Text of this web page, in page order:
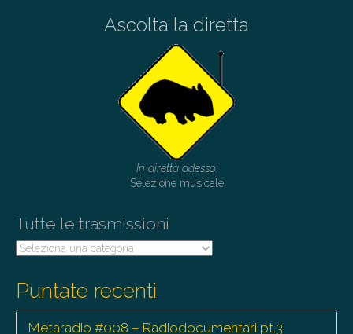
Ascolta la diretta
In diretta adesso:
Selezione musicale
Tutte le trasmissioni
Tutte
Puntate recenti
Metaradio #008 – Radiodocumentari pt.3